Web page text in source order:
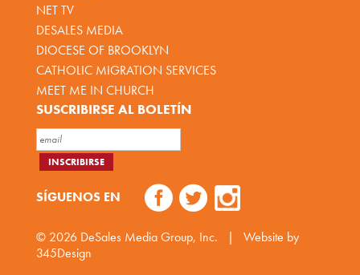
NET TV
DESALES MEDIA
DIOCESE OF BROOKLYN
CATHOLIC MIGRATION SERVICES
MEET ME IN CHURCH
SUSCRIBIRSE AL BOLETÍN
SÍGUENOS EN
© 2026 DeSales Media Group, Inc. |
Website by
345Design